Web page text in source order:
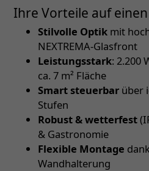
Ihre Vorteile auf einen
Stilvolle Optik mit
NEXTREMA-Glasfront
Leistungsstark: 2.200
ca. 7 m² Fläche
Smart steuerbar über
Stufen
Robust & wetterfest
& Gastronomie
Flexible Montage
Wandhalterung